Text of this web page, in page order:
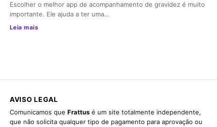
Escolher o melhor app de acompanhamento de gravidez é muito
importante. Ele ajuda a ter uma…
Leia mais
AVISO LEGAL
Comunicamos que Frattus é um site totalmente independente,
que não solicita qualquer tipo de pagamento para aprovação ou